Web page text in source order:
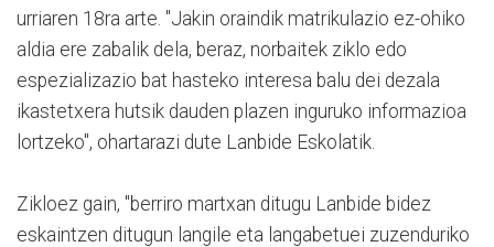
urriaren 18ra arte. "Jakin oraindik matrikulazio ez-ohiko
aldia ere zabalik dela, beraz, norbaitek ziklo edo
espezializazio bat hasteko interesa balu dei dezala
ikastetxera hutsik dauden plazen inguruko informazioa
lortzeko", ohartarazi dute Lanbide Eskolatik.
Zikloez gain, "berriro martxan ditugu Lanbide bidez
eskaintzen ditugun langile eta langabetuei zuzenduriko